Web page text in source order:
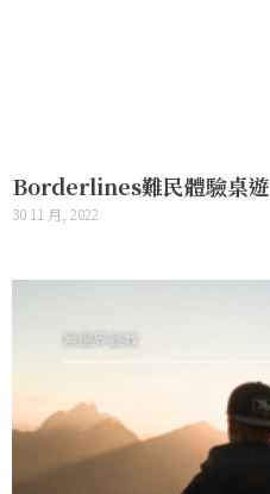
Borderlines難民體驗桌遊
30 11 月, 2022